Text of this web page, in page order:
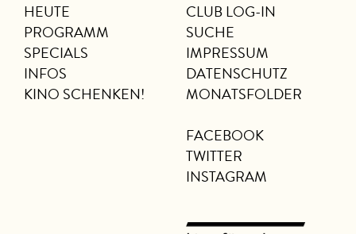
HEUTE
PROGRAMM
SPECIALS
INFOS
KINO SCHENKEN!
CLUB LOG-IN
SUCHE
IMPRESSUM
DATENSCHUTZ
MONATSFOLDER
FACEBOOK
TWITTER
INSTAGRAM